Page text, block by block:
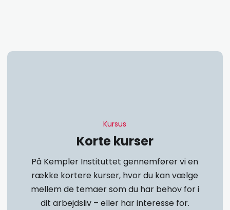
Kursus​
Korte kurser
På Kempler Instituttet gennemfører vi en
række kortere kurser, hvor du kan vælge
mellem de temaer som du har behov for i
dit arbejdsliv – eller har interesse for.